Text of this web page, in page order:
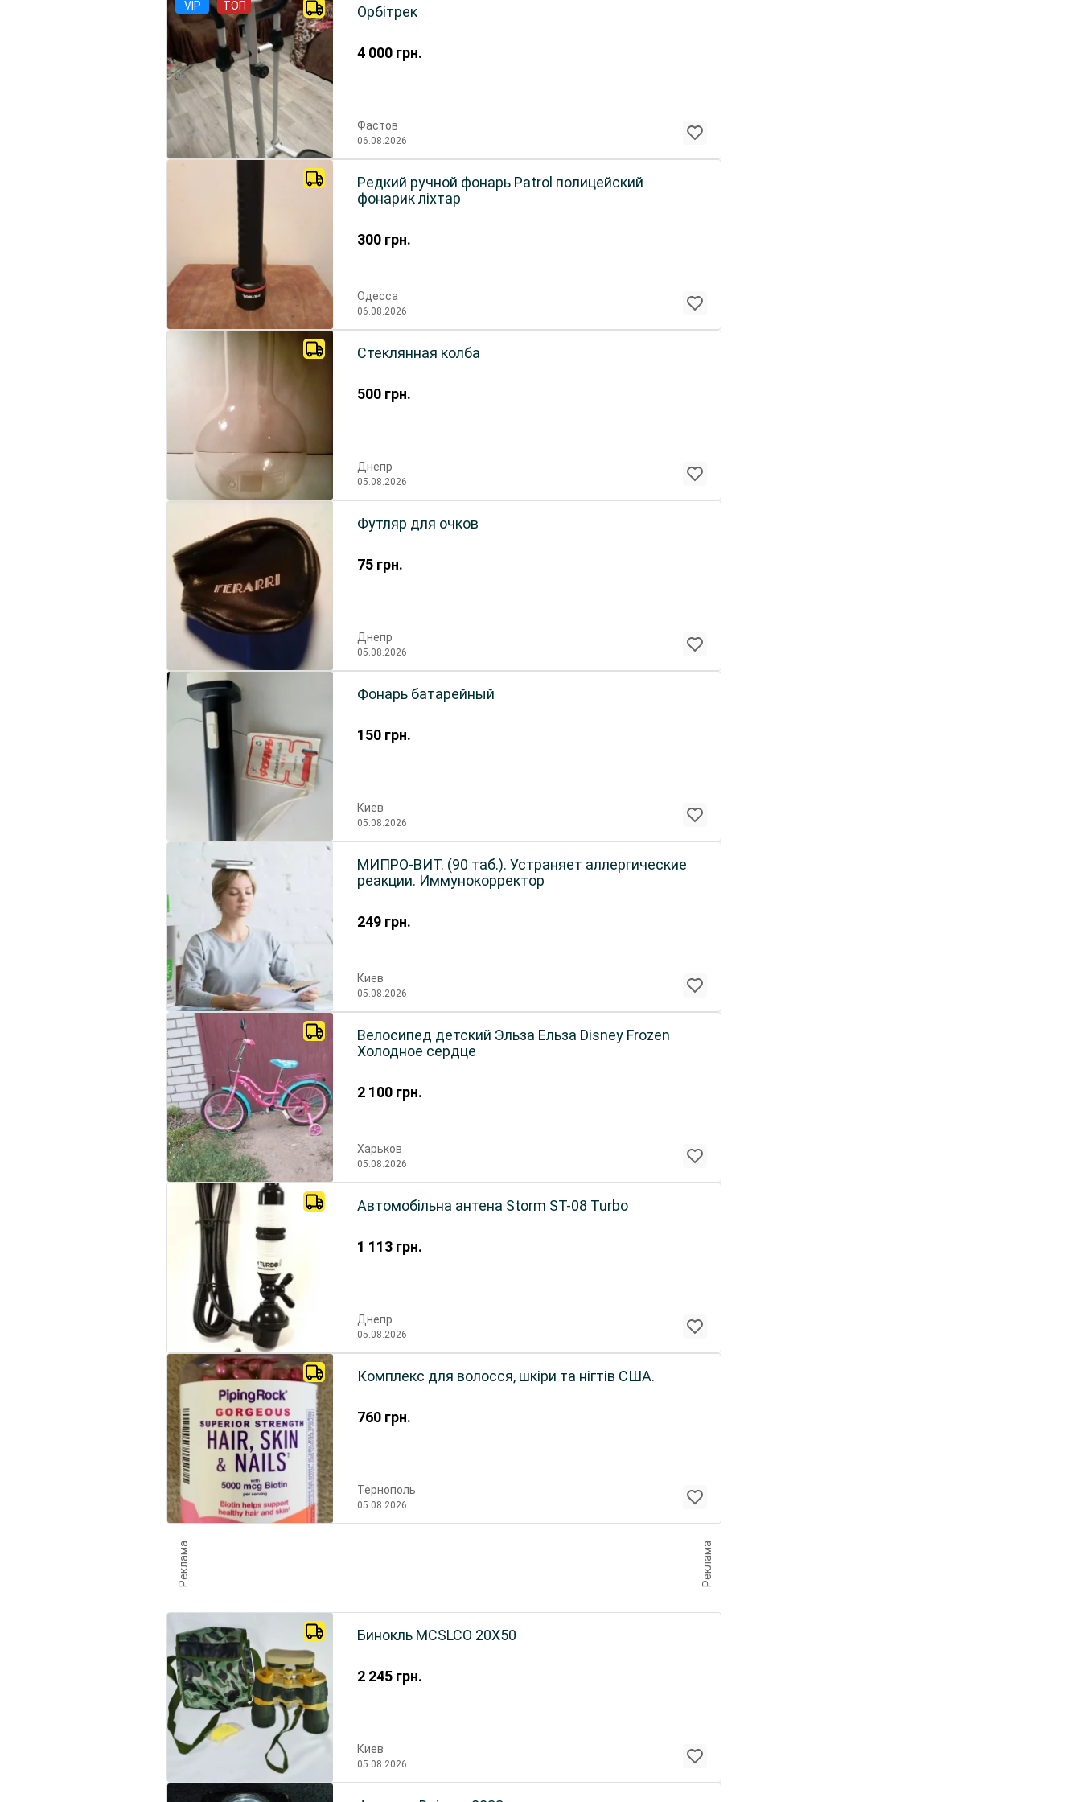
VIP ТОП
4 000 грн.
Орбітрек
Фастов
06.08.2026
300 грн.
Редкий ручной фонарь Patrol полицейский
фонарик ліхтар
Одесса
06.08.2026
500 грн.
Стеклянная колба
Днепр
05.08.2026
75 грн.
Футляр для очков
Днепр
05.08.2026
150 грн.
Фонарь батарейный
Киев
05.08.2026
249 грн.
МИПРО-ВИТ. (90 таб.). Устраняет аллергические
реакции. Иммунокорректор
Киев
05.08.2026
2 100 грн.
Велосипед детский Эльза Ельза Disney Frozen
Холодное сердце
Харьков
05.08.2026
1 113 грн.
Автомобільна антена Storm ST-08 Turbo
Днепр
05.08.2026
760 грн.
Комплекс для волосся, шкіри та нігтів США.
Тернополь
05.08.2026
Реклама Реклама
2 245 грн.
Бинокль MCSLCO 20X50
Киев
05.08.2026